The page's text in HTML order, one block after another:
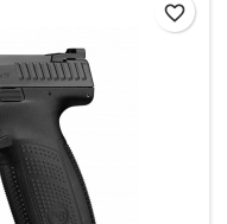
favorite_border